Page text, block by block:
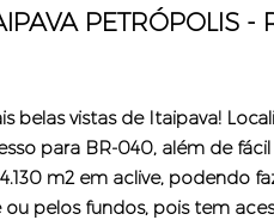
PETRÓPOLIS -
belas vistas de Itaipava!
para BR-040, além de
m2 em aclive, podendo
pelos fundos, pois tem